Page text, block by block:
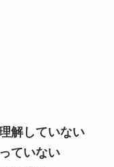
解していない
ていない